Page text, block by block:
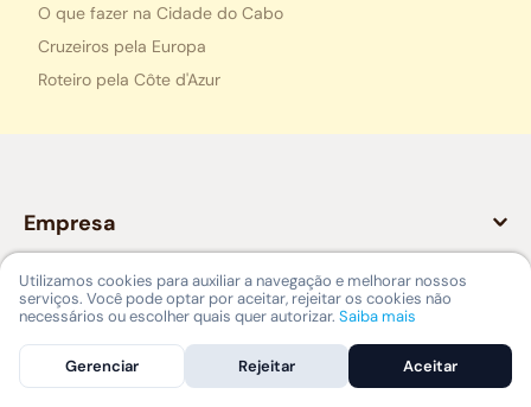
O que fazer na Cidade do Cabo
Cruzeiros pela Europa
Roteiro pela Côte d'Azur
Empresa
A Nomad
Legal
Carreiras
Contato
Canal de ética
Utilizamos cookies para auxiliar a navegação e melhorar nossos
serviços. Você pode optar por aceitar, rejeitar os cookies não
necessários ou escolher quais quer autorizar. Saiba mais
Gerenciar Rejeitar Aceitar